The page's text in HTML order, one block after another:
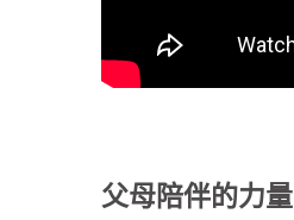
父母陪伴的力量